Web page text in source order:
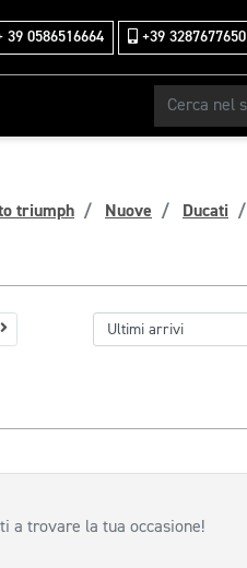
39 0586516664 +39 3287677650
triumph Nuove Ducati
a trovare la tua occasione!